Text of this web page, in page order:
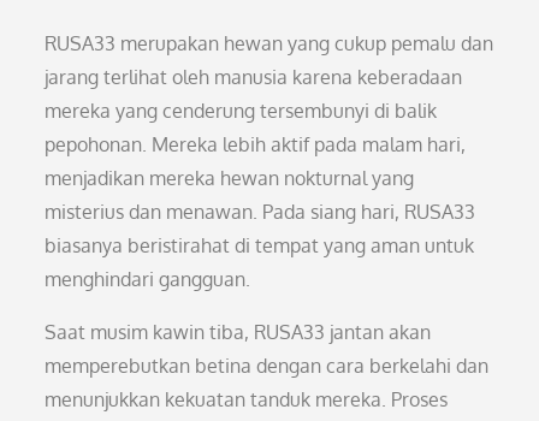
RUSA33 merupakan hewan yang cukup pemalu dan
jarang terlihat oleh manusia karena keberadaan
mereka yang cenderung tersembunyi di balik
pepohonan. Mereka lebih aktif pada malam hari,
menjadikan mereka hewan nokturnal yang
misterius dan menawan. Pada siang hari, RUSA33
biasanya beristirahat di tempat yang aman untuk
menghindari gangguan.
Saat musim kawin tiba, RUSA33 jantan akan
memperebutkan betina dengan cara berkelahi dan
menunjukkan kekuatan tanduk mereka. Proses